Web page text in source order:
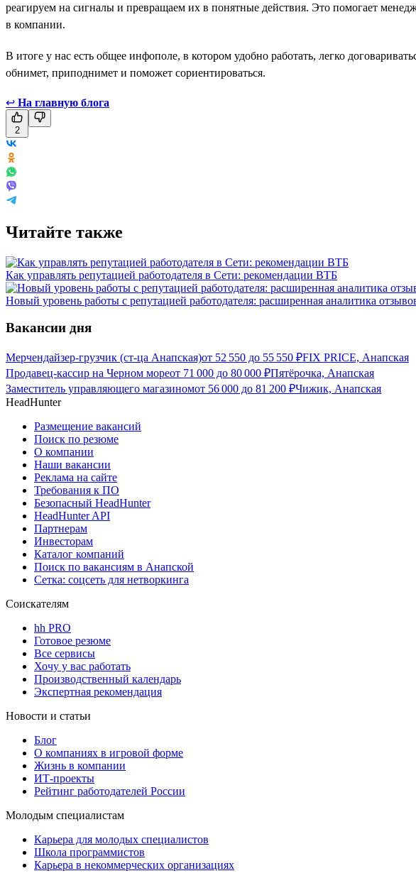
реагируем на сигналы и превращаем их в понятные действия. Это помогает
в компании.
В итоге у нас есть общее инфополе, в котором удобно работать, легко
обнимет, приподнимет и поможет сориентироваться.
↩ На главную блога
2
Читайте также
Как управлять репутацией работодателя в Сети: рекомендации ВТБ
Новый уровень работы с репутацией работодателя: расширенная аналитика
Вакансии дня
Мерчендайзер-грузчик (ст-ца Анапская)от 52 550 до 55 550 ₽FIX PRICE, Анапская
Продавец-кассир на Черном мореот 71 000 до 80 000 ₽Пятёрочка, Анапская
Заместитель управляющего магазиномот 56 000 до 81 200 ₽Чижик, Анапская
HeadHunter
Размещение вакансий
Поиск по резюме
О компании
Наши вакансии
Реклама на сайте
Требования к ПО
Безопасный HeadHunter
HeadHunter API
Партнерам
Инвесторам
Каталог компаний
Поиск по вакансиям в Анапской
Сетка: соцсеть для нетворкинга
Соискателям
hh PRO
Готовое резюме
Все сервисы
Хочу у вас работать
Производственный календарь
Экспертная рекомендация
Новости и статьи
Блог
О компаниях в игровой форме
Жизнь в компании
ИТ-проекты
Рейтинг работодателей России
Молодым специалистам
Карьера для молодых специалистов
Школа программистов
Карьера в некоммерческих организациях